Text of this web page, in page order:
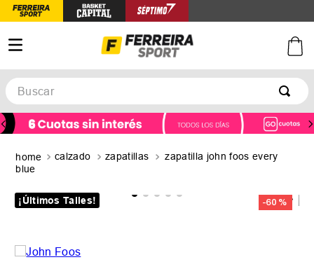
Buscar
TÉRMINOS MÁS BUSCADOS
2.
calzado zapatillas
zapatilla john foos every
blue
¡Últimos Talles! -60 %